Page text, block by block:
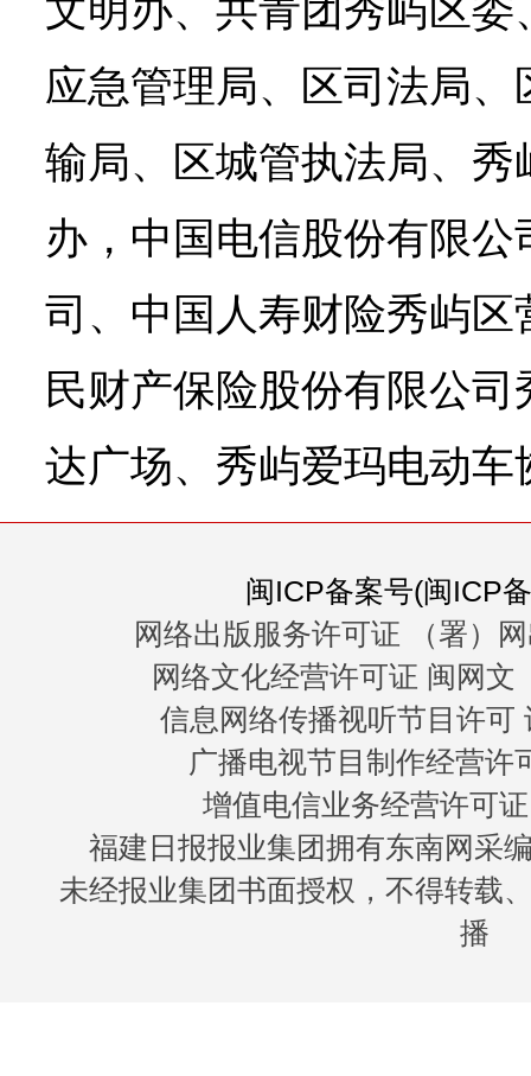
文明办、共青团秀屿区
应急管理局、区司法局
输局、区城管执法局、
办，中国电信股份有限
司、中国人寿财险秀屿
民财产保险股份有限公
达广场、秀屿爱玛电动车
闽ICP备案号(闽ICP
网络出版服务许可证 （署）
网络文化经营许可证 闽网文
信息网络传播视听节目许可
广播电视节目制作经营许
增值电信业务经营许可
福建日报报业集团拥有东南网采
未经报业集团书面授权，不得转载
播